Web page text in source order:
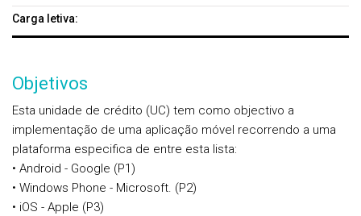
Carga letiva:
Objetivos
Esta unidade de crédito (UC) tem como objectivo a
implementação de uma aplicação móvel recorrendo a uma
plataforma especifica de entre esta lista:
• Android - Google (P1)
• Windows Phone - Microsoft. (P2)
• iOS - Apple (P3)